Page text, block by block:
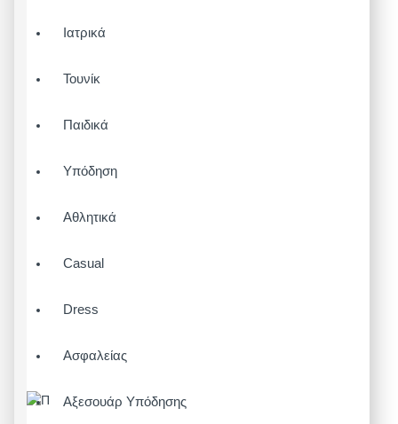
Ιατρικά
Τουνίκ
Παιδικά
Υπόδηση
Αθλητικά
Casual
Dress
Ασφαλείας
Αξεσουάρ Υπόδησης